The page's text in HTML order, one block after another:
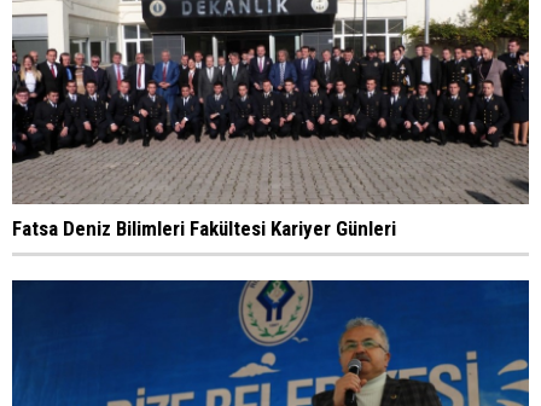
Fatsa Deniz Bilimleri Fakültesi Kariyer Günleri